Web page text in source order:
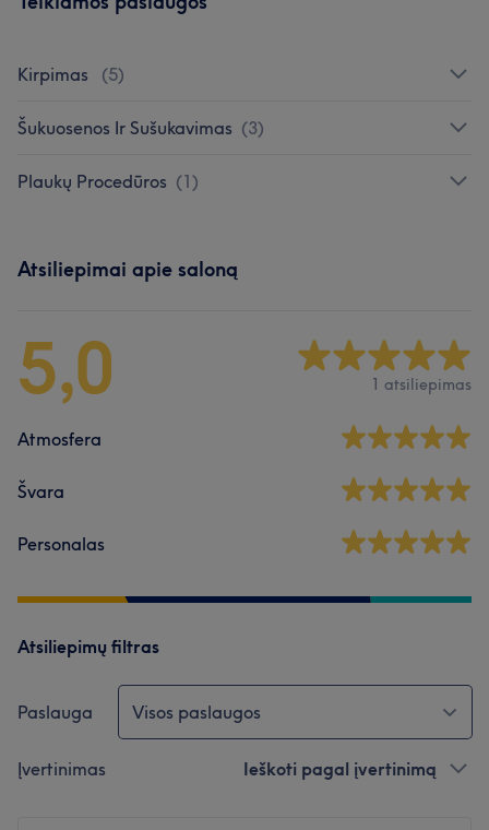
Kirpimas (5)
Šukuosenos Ir Sušukavimas (3)
Plaukų Procedūros (1)
Atsiliepimai apie saloną
5,0 1 atsiliepimas
Atmosfera
Švara
Personalas
Atsiliepimų filtras
Paslauga Visos paslaugos
Įvertinimas Ieškoti pagal įvertinimą